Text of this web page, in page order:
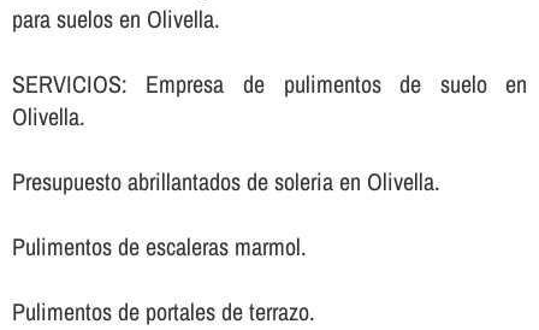
para suelos en Olivella.
SERVICIOS: Empresa de pulimentos de suelo en
Olivella.
Presupuesto abrillantados de soleria en Olivella.
Pulimentos de escaleras marmol.
Pulimentos de portales de terrazo.